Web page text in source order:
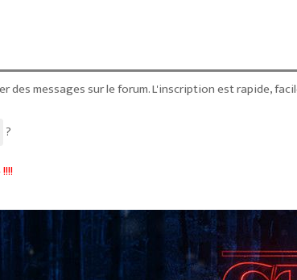
messages sur le forum. L'inscription est rapide,
?